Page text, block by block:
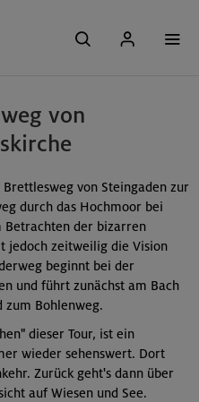
von
von Steingaden zur
durch das Hochmoor bei
Betrachten der bizarren
jedoch zeitweilig die Vision
beginnt bei der
und führt zunächst am Bach
zum Bohlenweg.
dieser Tour, ist ein
wieder sehenswert. Dort
Zurück geht's dann über
auf Wiesen und See.